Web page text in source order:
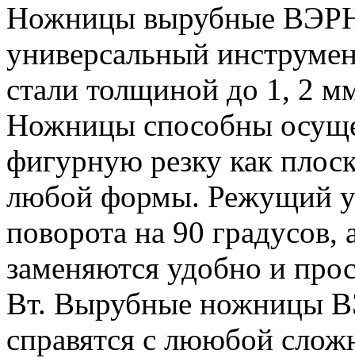
Ножницы вырубные
универсальный
стали толщиной до 1, 2
Ножницы способны
фигурную резку как
любой формы. Режущий
поворота на 90 градусов,
заменяются удобно и
Вт. Вырубные ножницы
справятся с лююбой